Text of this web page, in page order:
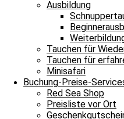
Ausbildung
Tauchen für
Tauchen für
Minisafari
Buchung-Preise-
Red Sea Shop
Preisliste vor Ort